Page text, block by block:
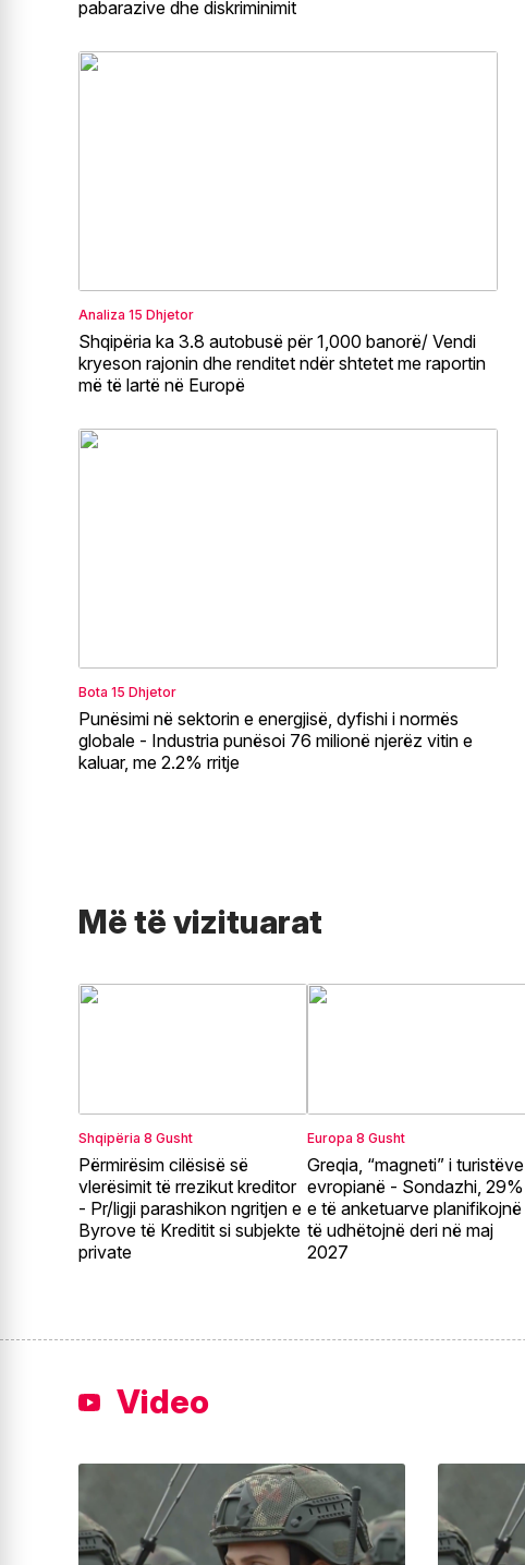
pabarazive dhe diskriminimit
Analiza 15 Dhjetor
Shqipëria ka 3.8 autobusë për 1,000 banorë/ Vendi
kryeson rajonin dhe renditet ndër shtetet me raportin
më të lartë në Europë
Bota 15 Dhjetor
Punësimi në sektorin e energjisë, dyfishi i normës
globale - Industria punësoi 76 milionë njerëz vitin e
kaluar, me 2.2% rritje
Më të vizituarat
Shqipëria 8 Gusht
Përmirësim cilësisë së
vlerësimit të rrezikut kreditor
- Pr/ligji parashikon ngritjen e
Byrove të Kreditit si subjekte
private
Europa 8 Gusht
Greqia, “magneti” i turistëve
evropianë - Sondazhi, 29%
e të anketuarve planifikojnë
të udhëtojnë deri në maj
2027
Video